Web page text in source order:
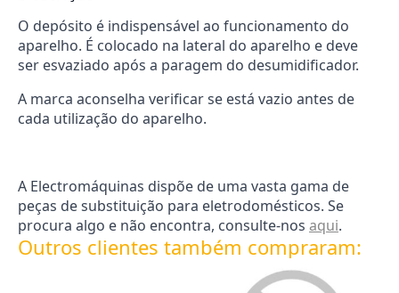
O depósito é indispensável ao funcionamento do
aparelho. É colocado na lateral do aparelho e deve
ser esvaziado após a paragem do desumidificador.
A marca aconselha verificar se está vazio antes de
cada utilização do aparelho.
A Electromáquinas dispõe de uma vasta gama de
peças de substituição para eletrodomésticos. Se
procura algo e não encontra, consulte-nos aqui.
Outros clientes também compraram: